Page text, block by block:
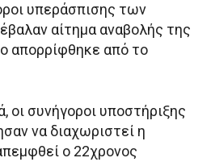
υπεράσπισης των
αίτημα αναβολής της
απορρίφθηκε από το
οι συνήγοροι υποστήριξης
να διαχωριστεί η
ο 22χρονος